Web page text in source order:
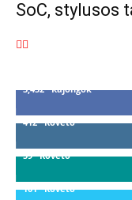
SoC, stylusos
3,452 Rajongók
412 Követő
59 Követő
101 Követő